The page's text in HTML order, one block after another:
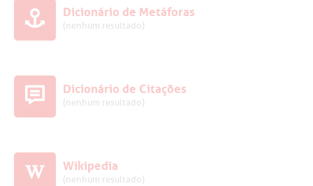
Dicionário de Metáforas
(nenhum resultado)
Dicionário de Citações
(nenhum resultado)
Wikipedia
(nenhum resultado)